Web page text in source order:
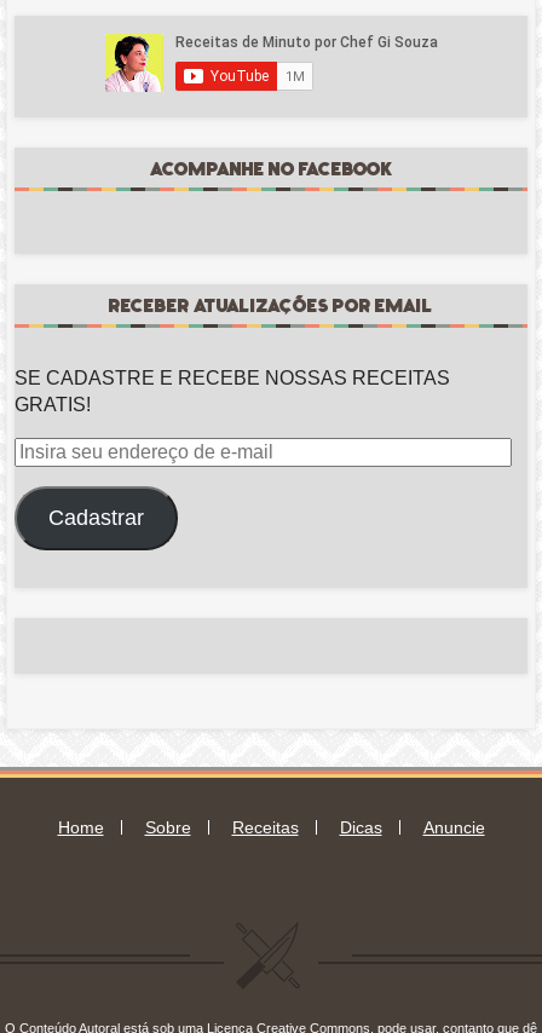
ACOMPANHE NO FACEBOOK
RECEBER ATUALIZAÇÕES POR EMAIL
SE CADASTRE E RECEBE NOSSAS RECEITAS
GRATIS!
Insira
endereço
de
Cadastrar
Home Sobre Receitas Dicas Anuncie
O Conteúdo Autoral está sob uma Licença Creative Commons , pode usar, contanto que dê